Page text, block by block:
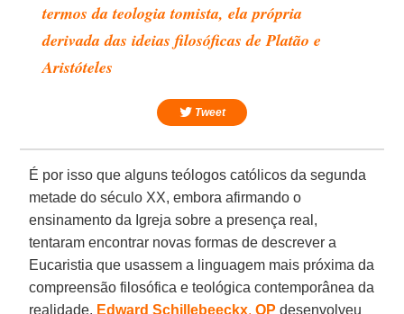
termos da teologia tomista, ela própria
derivada das ideias filosóficas de Platão e
Aristóteles
Tweet
É por isso que alguns teólogos católicos da segunda
metade do século XX, embora afirmando o
ensinamento da Igreja sobre a presença real,
tentaram encontrar novas formas de descrever a
Eucaristia que usassem a linguagem mais próxima da
compreensão filosófica e teológica contemporânea da
realidade. Edward Schillebeeckx, OP desenvolveu